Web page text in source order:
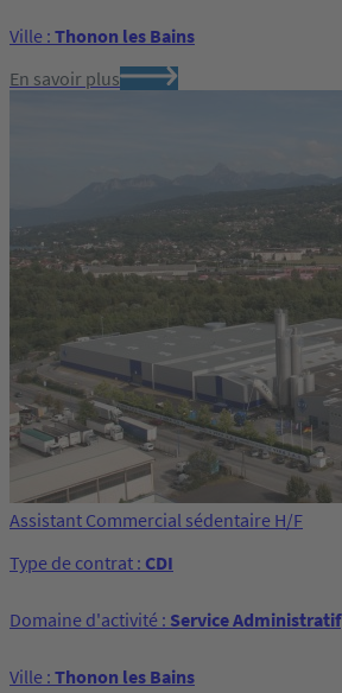
Ville : Thonon les Bains
En savoir plus
Assistant Commercial sédentaire H/F
Type de contrat : CDI
Domaine d'activité : Service Administratif
Ville : Thonon les Bains